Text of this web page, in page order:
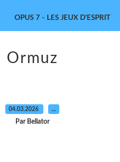
OPUS 7 - LES JEUX D'ESPRIT
Ormuz
04.03.2026 …
Par Bellator